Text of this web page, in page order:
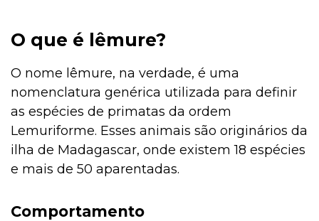
O que é lêmure?
O nome lêmure, na verdade, é uma
nomenclatura genérica utilizada para definir
as espécies de primatas da ordem
Lemuriforme. Esses animais são originários da
ilha de Madagascar, onde existem 18 espécies
e mais de 50 aparentadas.
Comportamento